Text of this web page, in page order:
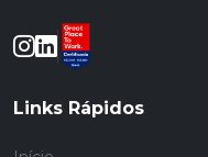
Links Rápidos